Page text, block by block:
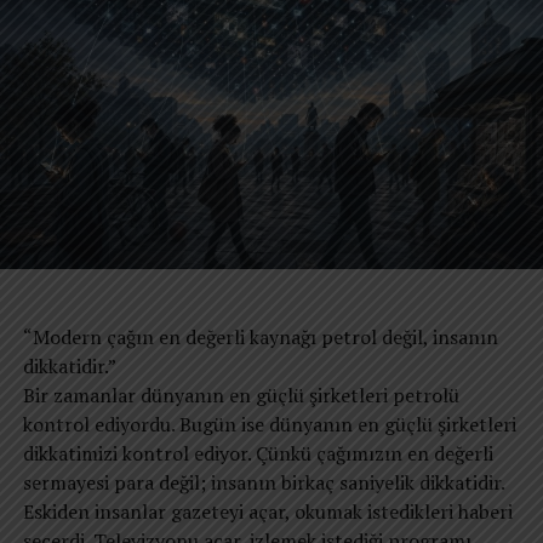
REKLAM
Düşünmenin yorucu olmasının bir nedeni de şudur:
Düşünce, insanı yalnızlaştırır. Kalabalığın hızına uymaz.
Herkesin bağırarak konuştuğu yerde alçak sesle
düşünmek, dikkat çekmez. Alkış almaz. Hatta çoğu
zaman rahatsız eder. Bu yüzden düşünen insan ya susar
ya da yanlış anlaşılmayı göze alır. Her ikisi de ağırdır.
Ama düşünmemek daha ağır bir bedel doğurur.
Düşünmeyen insan, başkasının kelimeleriyle hisseder,
karar verir. Kendine ait sandığı şeyler bile ödünçtür
Zihinsel tembellik, zamanla ahlaki bir körlüğe
dönüşür.
Düşünmek çözüm sunmak zorunda değildir. Bazen
sadece doğru soruyu sormaktır. Bazen de “emin
değilim” diyebilmektir. Bu, zayıflık değil; insan olmanın
en sahici hâlidir. Çünkü insan, her şeyden önce
“Modern çağın en değerli kaynağı petrol değil, insanın
dikkatidir.”
Bir zamanlar dünyanın en güçlü şirketleri petrolü
kontrol ediyordu. Bugün ise dünyanın en güçlü şirketleri
dikkatimizi kontrol ediyor. Çünkü çağımızın en değerli
sermayesi para değil; insanın birkaç saniyelik dikkatidir.
Eskiden insanlar gazeteyi açar, okumak istedikleri haberi